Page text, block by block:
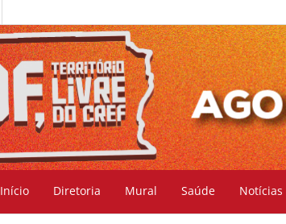
Início Diretoria Mural Saúde Notícias